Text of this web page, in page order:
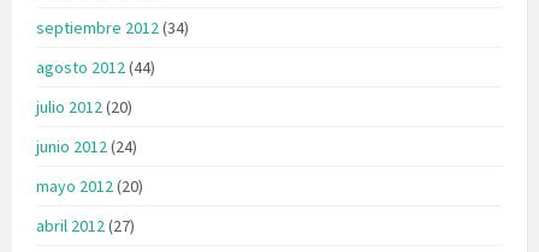
septiembre 2012(34)
agosto 2012(44)
julio 2012(20)
junio 2012(24)
mayo 2012(20)
abril 2012(27)